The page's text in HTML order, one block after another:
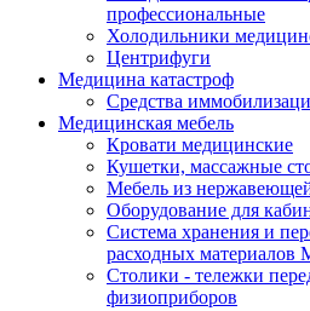
профессиональные
Холодильники
Центрифуги
Медицина катастроф
Средства
Медицинская мебель
Кровати медицинские
Кушетки, массажные
Мебель из
Оборудование для
Система хранения и
расходных материалов
Столики - тележки
физиоприборов